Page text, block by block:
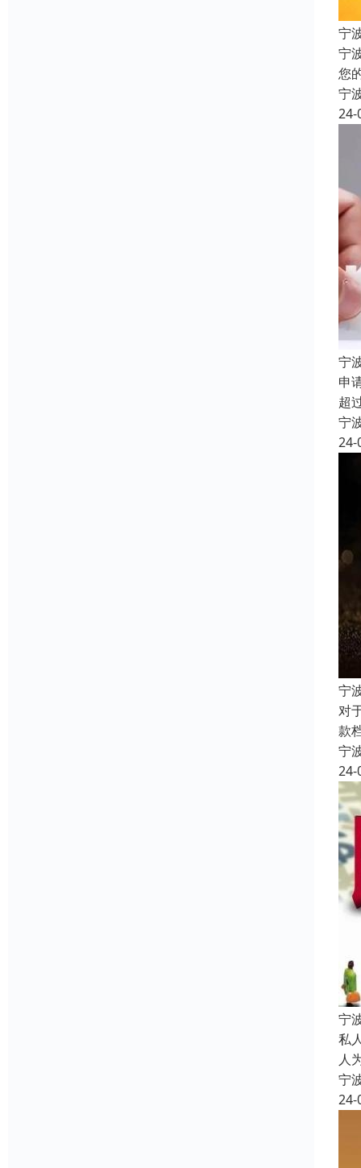
宁
宁
您
宁
24-
宁
申
超
宁
24-
宁
对
款
宁
24-
宁
私
人
宁
24-